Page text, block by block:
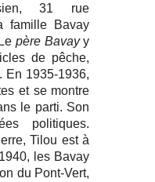
31 rue
famille Bavay
père Bavayy
de pêche,
En 1935-1936,
et se montre
le parti. Son
politiques.
Tilou est à
les Bavay
du Pont-Vert,